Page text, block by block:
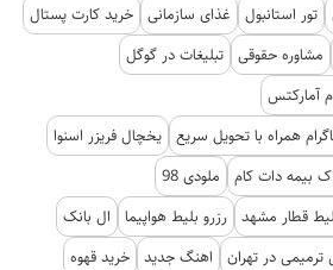
تور استانبول غذای سازمانی خرید کارت پستال
مشاوره حقوقی تبلیغات در گوگل
آمارکتس
همراه با تحویل سریع یخچال فریزر اسنوا
بیمه دات کام
ملودی 98
قطار مشهد رزرو بلیط هواپیما
ال بانک
ترمیمی در تهران اهنگ جدید خرید قهوه